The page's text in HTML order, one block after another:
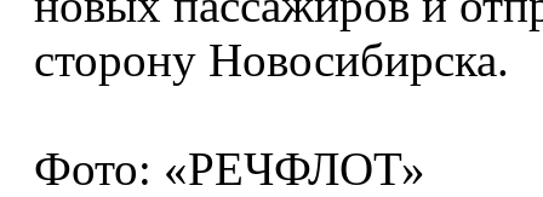
сторону Новосибирска.
Фото: «РЕЧФЛОТ»